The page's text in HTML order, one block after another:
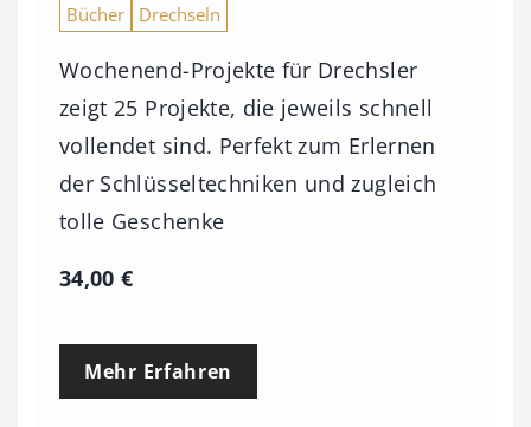
Bücher Drechseln
Wochenend-Projekte für Drechsler
zeigt 25 Projekte, die jeweils schnell
vollendet sind. Perfekt zum Erlernen
der Schlüsseltechniken und zugleich
tolle Geschenke
34,00€
Mehr Erfahren